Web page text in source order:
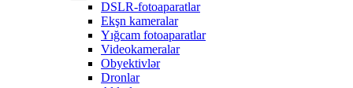
DSLR-fotoaparatlar
Ekşn kameralar
Yığcam fotoaparatlar
Videokameralar
Obyektivlər
Dronlar